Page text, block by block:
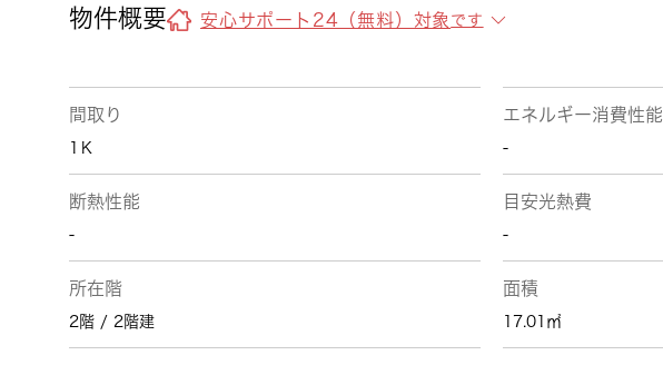
物件概要 安心サポート24（無料）対象 です
間取り
1Ｋ
エネルギー消費性能
-
断熱性能
-
目安光熱費
-
所在階
2階 / 2階建
面積
17.01㎡